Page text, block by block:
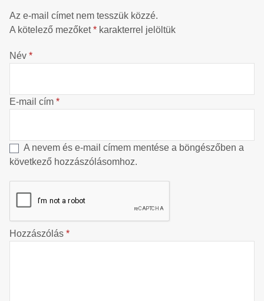
Az e-mail címet nem tesszük közzé.
A kötelező mezőket* karakterrel jelöltük
Név *
E-mail cím *
A nevem és e-mail címem mentése a böngészőben a
következő hozzászólásomhoz.
Hozzászólás *